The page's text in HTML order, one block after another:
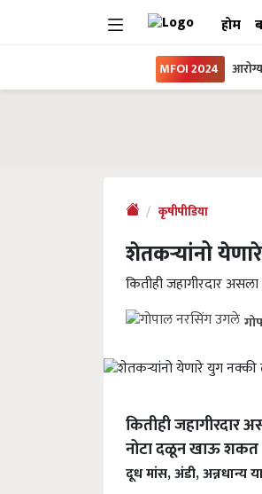
होम
MFOI 2024
कृषीपीडिया
शेतकऱ्यांनो
कितीही जहागीरदार असला
कितीही जहागीरदार
नोटा दळून खाऊ शकत
दूध मांस, अंडी, अन्नधान्य